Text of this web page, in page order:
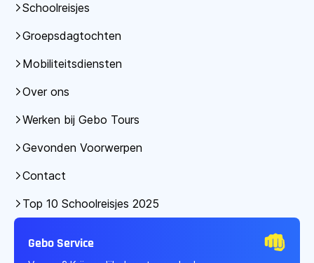
Schoolreisjes
Groepsdagtochten
Mobiliteitsdiensten
Over ons
Werken bij Gebo Tours
Gevonden Voorwerpen
Contact
Top 10 Schoolreisjes 2025
Gebo Service